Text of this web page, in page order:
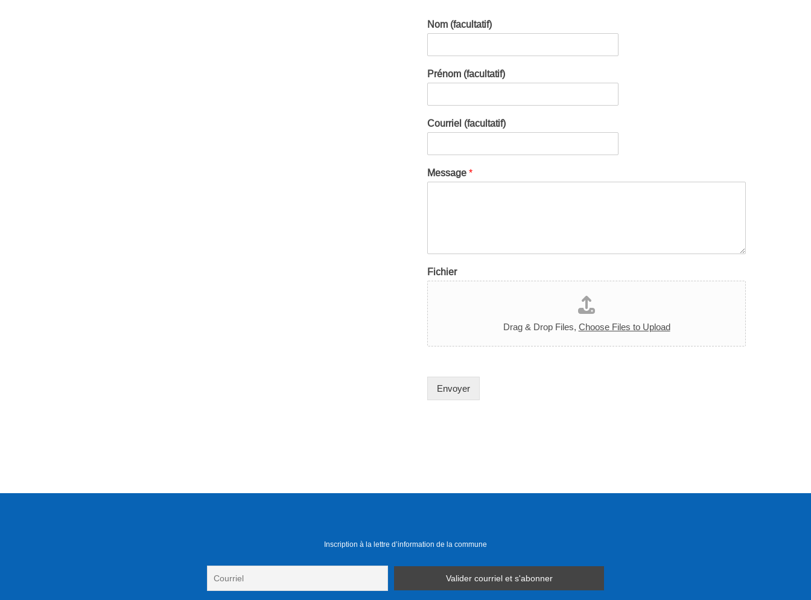
Nom (facultatif)
Prénom (facultatif)
Courriel (facultatif)
Message *
Fichier
Drag & Drop Files, Choose Files to Upload
Envoyer
Inscription à la lettre d’information de la commune